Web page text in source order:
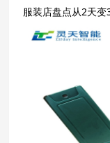
服装店盘点从2天变